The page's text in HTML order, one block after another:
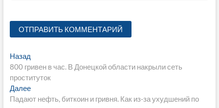
Навигация
по
записям
НазадПредыдущая
запись:
800 гривен в час. В Донецкой области накрыли сеть
проституток
ДалееСледующая
запись:
Падают нефть, биткоин и гривня. Как из-за ухудшений по